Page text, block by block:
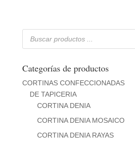
Búsqueda
Categorías de productos
CORTINAS CONFECCIONADAS
DE TAPICERIA
CORTINA DENIA
CORTINA DENIA MOSAICO
CORTINA DENIA RAYAS